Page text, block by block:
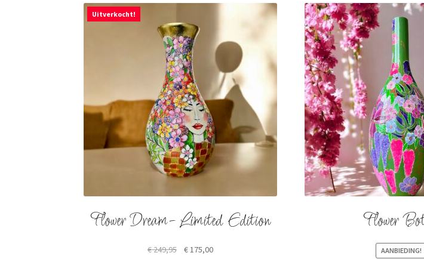
Uitverkocht!
Flower Dream- Limited Edition
€249,95
Original
€175,00Current
Flower
AANBIEDING!